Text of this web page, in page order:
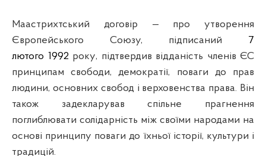
Маастрихтський договір — про утворення
Європейського Союзу, підписаний 7
лютого 1992 року, підтвердив відданість членів ЄС
принципам свободи, демократії, поваги до прав
людини, основних свобод і верховенства права. Він
також задекларував спільне прагнення
поглиблювати солідарність між своїми народами на
основі принципу поваги до їхньої історії, культури і
традицій.